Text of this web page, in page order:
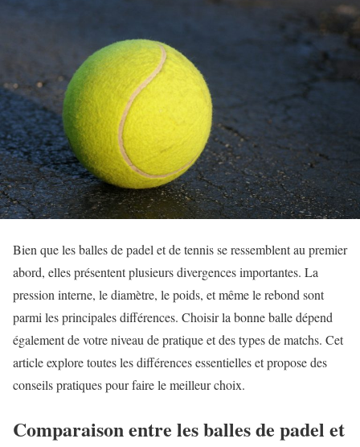
Bien que les balles de padel et de tennis se ressemblent au premier
abord, elles présentent plusieurs divergences importantes. La
pression interne, le diamètre, le poids, et même le rebond sont
parmi les principales différences. Choisir la bonne balle dépend
également de votre niveau de pratique et des types de matchs. Cet
article explore toutes les différences essentielles et propose des
conseils pratiques pour faire le meilleur choix.
Comparaison entre les balles de padel et